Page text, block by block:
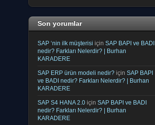
Son yorumlar
SAP ‘nin ilk müşterisi için SAP BAPI ve BADI
nedir? Farkları Nelerdir? | Burhan
KARADERE
SAP ERP ürün modeli nedir? için SAP BAPI
ve BADI nedir? Farkları Nelerdir? | Burhan
KARADERE
SAP S4 HANA 2.0 için SAP BAPI ve BADI
nedir? Farkları Nelerdir? | Burhan
KARADERE